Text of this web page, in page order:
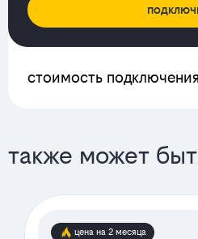
стоимость
также может
цена на 2 месяца